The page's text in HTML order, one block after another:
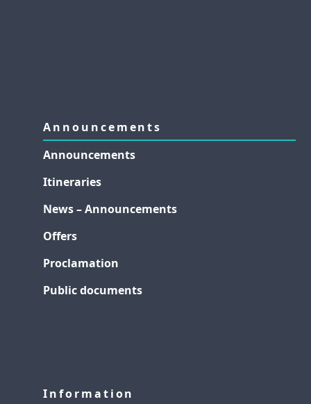
Announcements
Announcements
Itineraries
News – Announcements
Offers
Proclamation
Public documents
Information